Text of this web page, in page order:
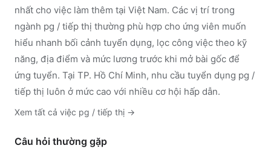
nhất cho việc làm thêm tại Việt Nam. Các vị trí trong
ngành pg / tiếp thị thường phù hợp cho ứng viên muốn
hiểu nhanh bối cảnh tuyển dụng, lọc công việc theo kỹ
năng, địa điểm và mức lương trước khi mở bài gốc để
ứng tuyển. Tại TP. Hồ Chí Minh, nhu cầu tuyển dụng pg /
tiếp thị luôn ở mức cao với nhiều cơ hội hấp dẫn.
Xem tất cả việc pg / tiếp thị →
Câu hỏi thường gặp